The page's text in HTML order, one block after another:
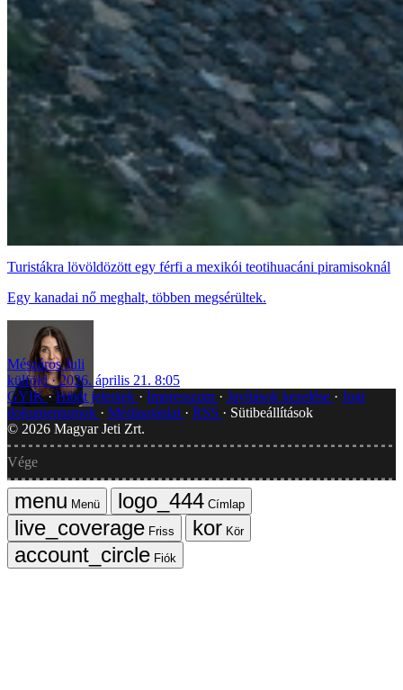
Turistákra lövöldözött egy férfi a mexikói teotihuacáni piramisoknál
Egy kanadai nő meghalt, többen megsérültek.
Mészáros Juli
külföld
2026. április 21. 8:05
GYIK Hibát jelentek Impresszum Javítások kezelése
Jogi
dokumentumok
Médiaajánlat RSS
Sütibeállítások
© 2026 Magyar Jeti Zrt.
Vége
Menü
Címlap
Friss
Kör
Fiók